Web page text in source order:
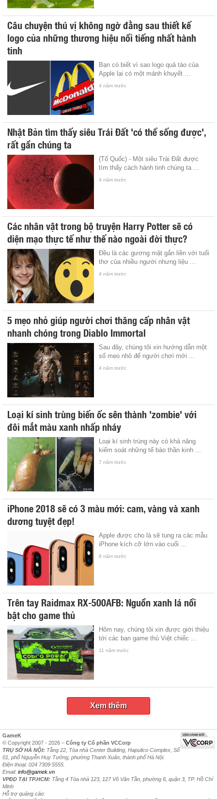
Câu chuyện thú vị không ngờ đằng sau thiết kế
logo của những thương hiệu nổi tiếng nhất hành
tinh
Bạn có biết vì sao logo quả táo của
Apple lại có một mảnh khuyết ...
4 năm trước
Nhật Bản tìm thấy siêu Trái Đất 'có thể sống được',
rất gần chúng ta
(Tổ Quốc) - Một siêu Trái Đất được
tìm thấy cách hành tinh chúng ta ...
4 năm trước
Các nhân vật trong bộ truyện Harry Potter sẽ có
diện mạo thực tế như thế nào ngoài đời thực?
Đều là các gương mặt gắn liền với tuổi
thơ của nhiều người nhưng liệu ...
4 năm trước
5 mẹo nhỏ giúp người chơi thăng cấp nhân vật
nhanh chóng trong Diablo Immortal
Sau đây, chúng tôi xin hướng dẫn một
số mẹo nhỏ để người chơi mới ...
4 năm trước
Loại kí sinh trùng biến ốc sên thành 'zombie' với
đôi mắt màu xanh nhấp nháy
Loại kí sinh trùng này có khả năng
kiểm soát những tế bào thần kinh ...
7 năm trước
iPhone 2018 sẽ có 3 màu mới: cam, vàng và xanh
dương tuyệt đẹp!
Apple được cho là sẽ tung ra các mẫu
iPhone kích cỡ lớn vào cuối ...
8 năm trước
Trên tay Raidmax RX-500AFB: Nguồn xanh lá nổi
bật cho game thủ
Hôm nay, chúng tôi xin được giới thiệu
tới các bạn game thủ Việt chiếc ...
11 năm trước
Xem thêm
GameK
© Copyright 2007 - 2026 – Công ty Cổ phần VCCorp
TRỤ SỞ HÀ NỘI: Tầng 22, Tòa nhà Center Building, Hapulico Complex, Số
01, phố Nguyễn Huy Tưởng, phường Thanh Xuân, thành phố Hà Nội.
Điện thoại: 024 7309 5555.
Email: info@gamek.vn
VPĐD TẠI TP.HCM: Tầng 4 Tòa nhà 123, 127 Võ Văn Tần, phường 6, quận 3, TP. Hồ Chí
Minh
Hỗ trợ quảng cáo: